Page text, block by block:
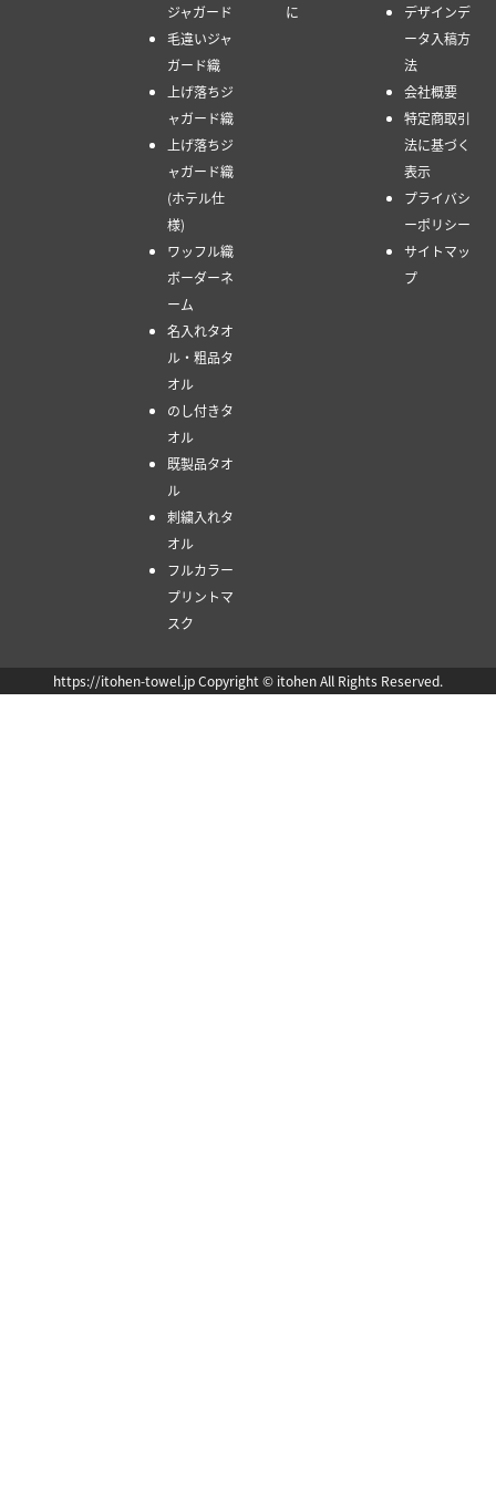
ジャガード
毛違いジャ
ガード織
上げ落ちジ
ャガード織
上げ落ちジ
ャガード織
(ホテル仕
様)
ワッフル織
ボーダーネ
ーム
名入れタオ
ル・粗品タ
オル
のし付きタ
オル
既製品タオ
ル
刺繍入れタ
オル
フルカラー
プリントマ
スク
に
デザインデ
ータ入稿方
法
会社概要
特定商取引
法に基づく
表示
プライバシ
ーポリシー
サイトマッ
プ
https://itohen-towel.jp Copyright © itohen All Rights Reserved.